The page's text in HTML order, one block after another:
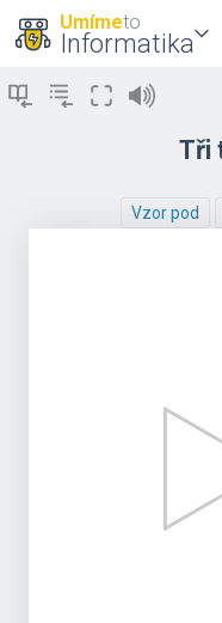
Umímeto
Informatika
Tři
Vzor pod